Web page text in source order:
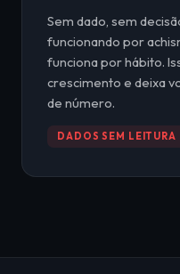
Sem dado, sem
funcionando por
funciona por hábito.
crescimento e deixa
de número.
DADOS SEM LEITURA